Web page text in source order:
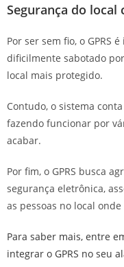
Segurança do local
Por ser sem fio, o GPRS
dificilmente sabotado
local mais protegido.
Contudo, o sistema
fazendo funcionar por
acabar.
Por fim, o GPRS busca
segurança eletrônica,
as pessoas no local
Para saber mais, entre
integrar o GPRS no seu